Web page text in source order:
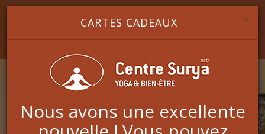
Image 1
Image 2
Image 3
YOGA & BIEN-ÊTRE ×
CARTES CADEAUX
Nous avons une excellente